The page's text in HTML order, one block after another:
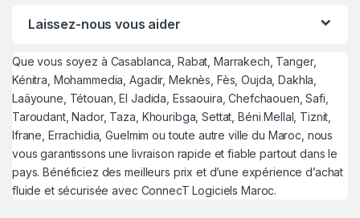
Laissez-nous vous aider
Que vous soyez à Casablanca, Rabat, Marrakech, Tanger,
Kénitra, Mohammedia, Agadir, Meknès, Fès, Oujda, Dakhla,
Laâyoune, Tétouan, El Jadida, Essaouira, Chefchaouen, Safi,
Taroudant, Nador, Taza, Khouribga, Settat, Béni Mellal, Tiznit,
Ifrane, Errachidia, Guelmim ou toute autre ville du Maroc, nous
vous garantissons une livraison rapide et fiable partout dans le
pays. Bénéficiez des meilleurs prix et d’une expérience d’achat
fluide et sécurisée avec ConnecT Logiciels Maroc.